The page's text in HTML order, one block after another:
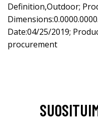
Definition,Outdoor;
Date:04/25/2019;
procurement